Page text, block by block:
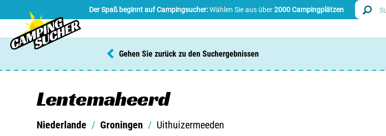
Der Spaß beginnt auf Campingsucher:Wählen Sie aus über2000 Campingplätzen
Gehen Sie zurück zu den Suchergebnissen
Lentemaheerd
Niederlande / Groningen / Uithuizermeeden